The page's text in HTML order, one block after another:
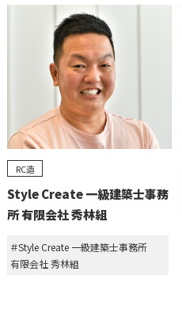
RC造
Style Create 一級建築士事務
所 有限会社 秀林組
＃Style Create 一級建築士事務所
有限会社 秀林組